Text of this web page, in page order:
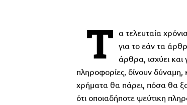
Τ α τελευταία
για το εάν τα
άρθρα, ισχύει και
πληροφορίες, δίνουν δύναμη,
χρήματα θα πάρει, πόσα θα
ότι οποιαδήποτε ψεύτικη